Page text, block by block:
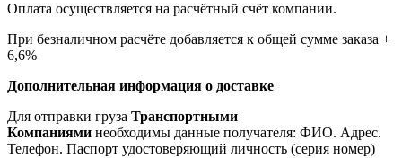
Оплата осуществляется на расчётный счёт компании.
При безналичном расчёте добавляется к общей сумме заказа +
6,6%
Дополнительная информация о доставке
Для отправки груза Транспортными
Компаниями необходимы данные получателя: ФИО. Адрес.
Телефон. Паспорт удостоверяющий личность (серия номер)